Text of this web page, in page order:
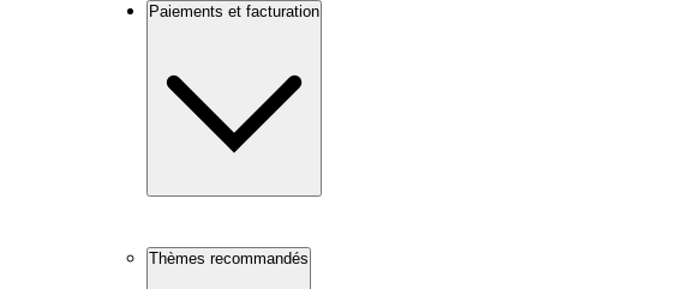
Paiements et facturation
Thèmes recommandés